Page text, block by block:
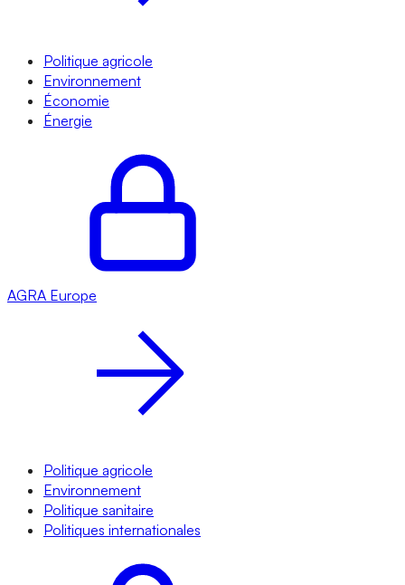
Politique agricole
Environnement
Économie
Énergie
AGRA Europe
Politique agricole
Environnement
Politique sanitaire
Politiques internationales